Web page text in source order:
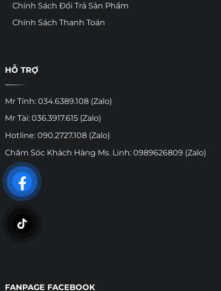
Chính Sách Đổi Trả Sản Phẩm
Chính Sách Thanh Toán
HỖ TRỢ
Mr Tính: 034.6389.108 (Zalo)
Mr Tài: 036.3917.615 (Zalo)
Hotline: 090.2727.108 (Zalo)
Chăm Sóc Khách Hàng Ms. Linh: 0989626809 (Zalo)
FANPAGE FACEBOOK